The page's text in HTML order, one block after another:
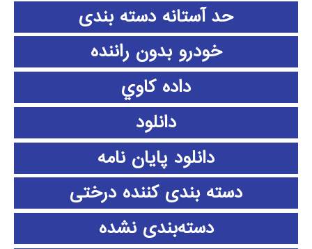
حد آستانه دسته بندی
خودرو بدون راننده
داده كاوي
دانلود
دانلود پايان نامه
دسته بندی کننده درختی
دسته‌بندی نشده